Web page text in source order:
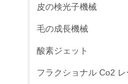
皮の検光子機械
毛の成長機械
酸素ジェット
フラクショナル Co2